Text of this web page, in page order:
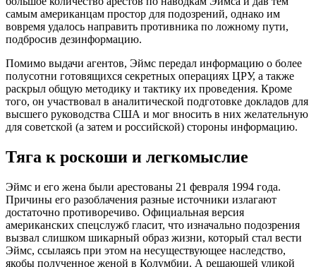
самым американцам простор для подозрений, однако им
вовремя удалось направить противника по ложному пути,
подбросив дезинформацию.
Помимо выдачи агентов, Эймс передал информацию о более
полусотни готовящихся секретных операциях ЦРУ, а также
раскрыл общую методику и тактику их проведения. Кроме
того, он участвовал в аналитической подготовке докладов для
высшего руководства США и мог вносить в них желательную
для советской (а затем и российской) стороны информацию.
Тяга к роскоши и легкомыслие
Эймс и его жена были арестованы 21 февраля 1994 года.
Причины его разоблачения разные источники излагают
достаточно противоречиво. Официальная версия
американских спецслужб гласит, что изначально подозрения
вызвал слишком шикарный образ жизни, который стал вести
Эймс, ссылаясь при этом на несуществующее наследство,
якобы полученное женой в Колумбии. А решающей уликой